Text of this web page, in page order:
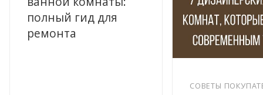
полный гид для
ремонта
СОВЕТЫ